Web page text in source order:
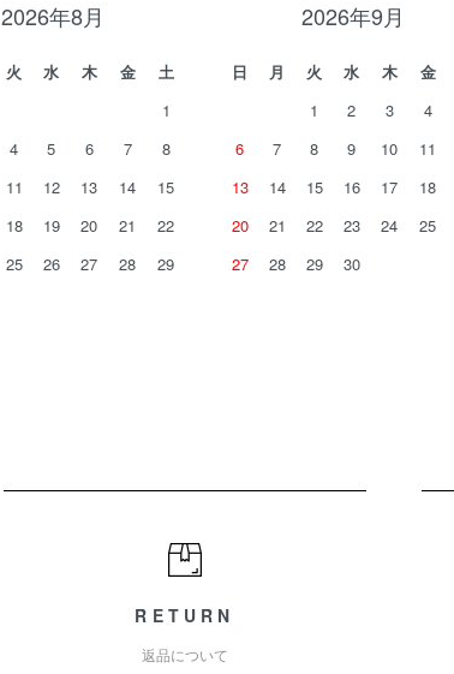
2026年8月
火 水 木 金
土
1
4 5 6 7
8
11 12 13 14
15
18 19 20 21
22
25 26 27 28
29
2026年9月
日 月 火 水 木 金
1
2 3 4
6
7 8 9 10 11
13
14 15 16 17 18
20
21 22 23 24 25
27
28 29 30
RETURN
返品について